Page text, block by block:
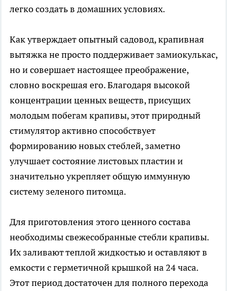
легко создать в домашних условиях.
Как утверждает опытный садовод, крапивная
вытяжка не просто поддерживает замиокулькас,
но и совершает настоящее преображение,
словно воскрешая его. Благодаря высокой
концентрации ценных веществ, присущих
молодым побегам крапивы, этот природный
стимулятор активно способствует
формированию новых стеблей, заметно
улучшает состояние листовых пластин и
значительно укрепляет общую иммунную
систему зеленого питомца.
Для приготовления этого ценного состава
необходимы свежесобранные стебли крапивы.
Их заливают теплой жидкостью и оставляют в
емкости с герметичной крышкой на 24 часа.
Этот период достаточен для полного перехода